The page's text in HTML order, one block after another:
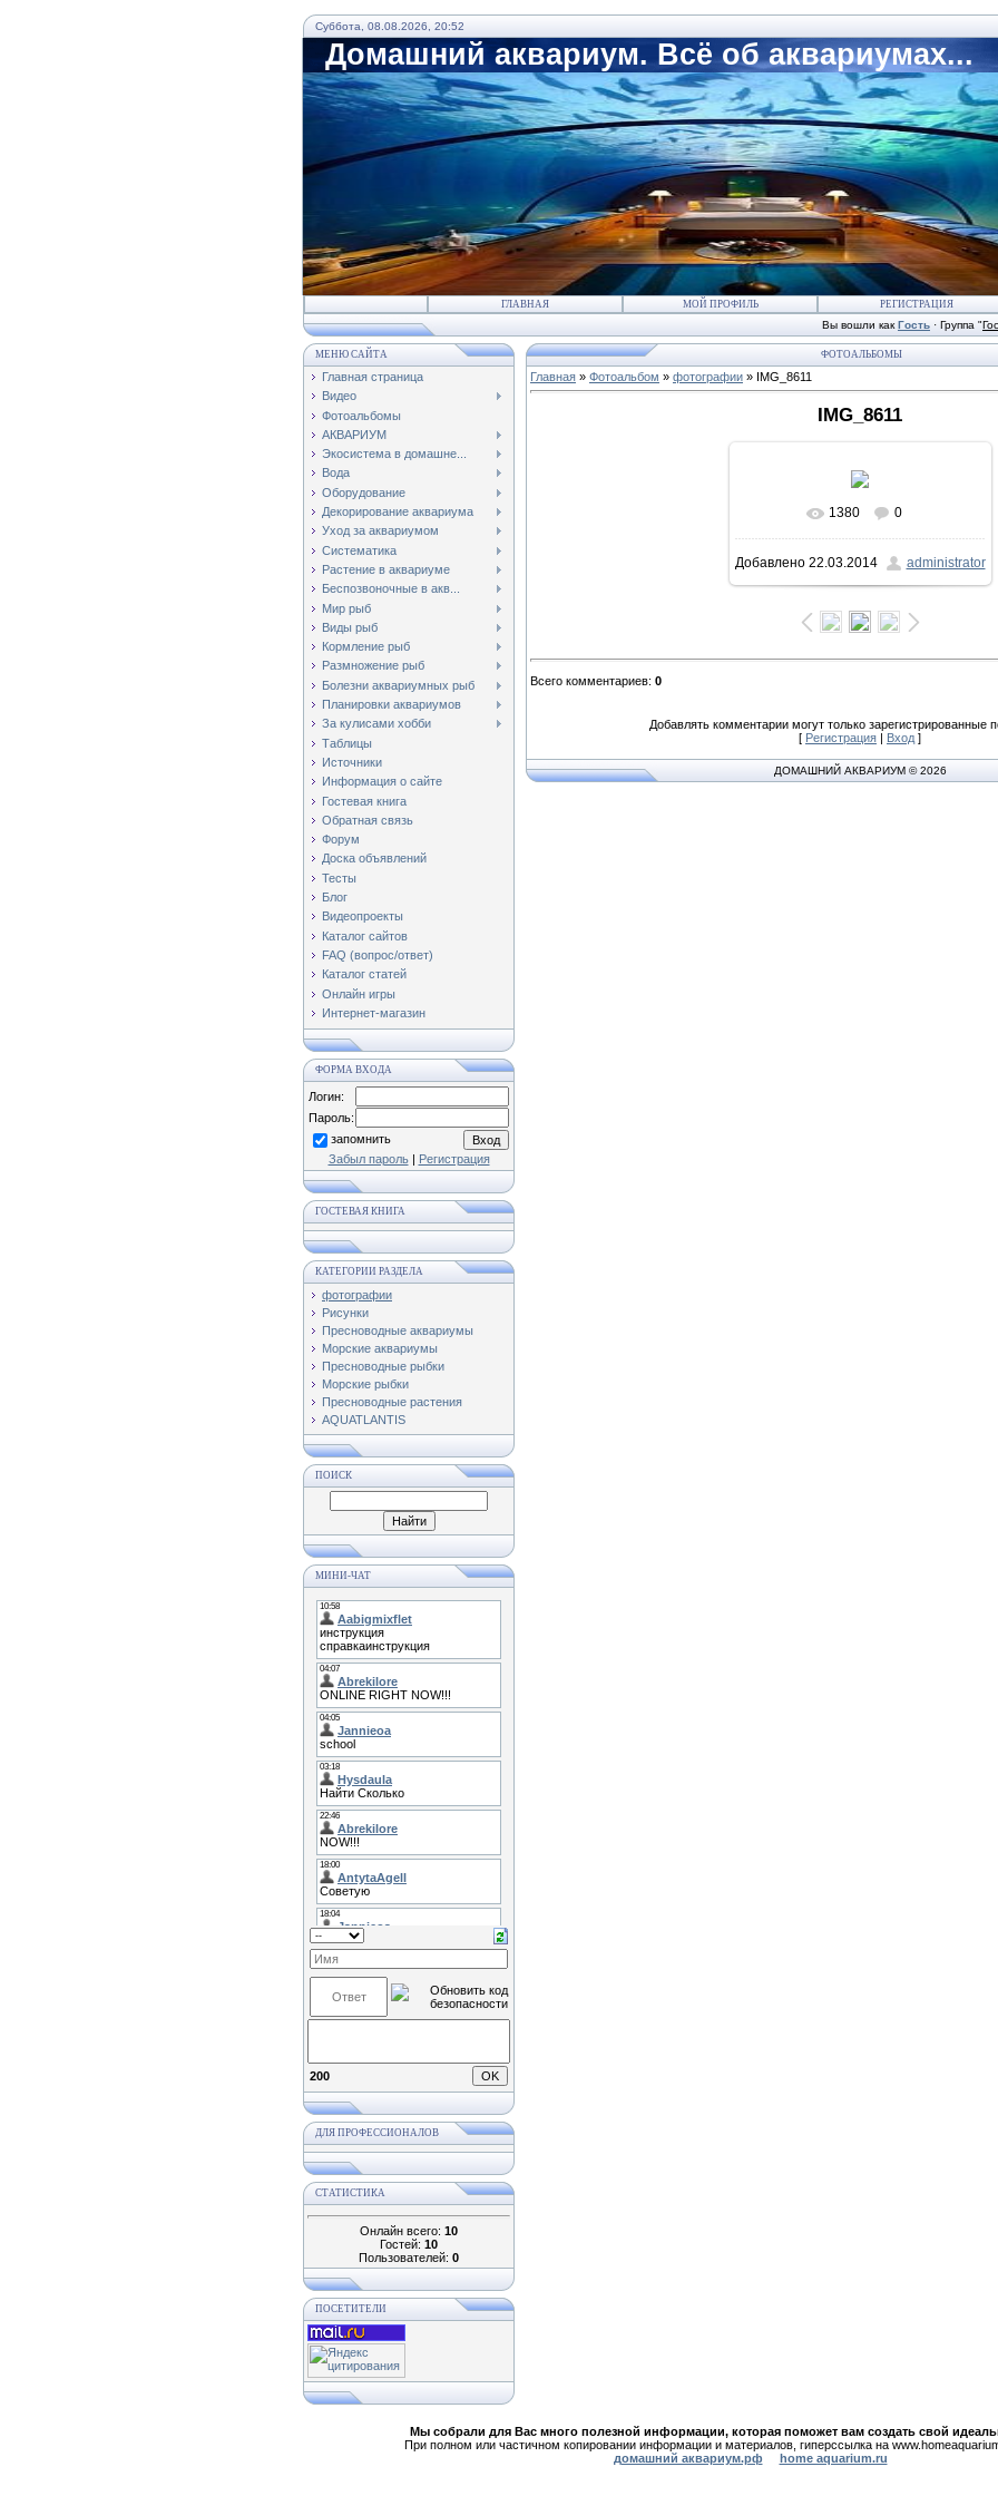
Суббота, 08.08.2026, 20:52
Домашний аквариум. Всё об аквариумах...
ГЛАВНАЯ МОЙ ПРОФИЛЬ РЕГИСТРАЦИЯ
Вы вошли как Гость · Группа "
МЕНЮ САЙТА
Главная страница
Видео
Фотоальбомы
АКВАРИУМ
Экосистема в домашне...
Вода
Оборудование
Декорирование аквариума
Уход за аквариумом
Систематика
Растение в аквариуме
Беспозвоночные в акв...
Мир рыб
Виды рыб
Кормление рыб
Размножение рыб
Болезни аквариумных рыб
Планировки аквариумов
За кулисами хобби
Таблицы
Источники
Информация о сайте
Гостевая книга
Обратная связь
Форум
Доска объявлений
Тесты
Блог
Видеопроекты
Каталог сайтов
FAQ (вопрос/ответ)
Каталог статей
Онлайн игры
Интернет-магазин
ФОРМА ВХОДА
Логин:
Пароль:
запомнить
Забыл пароль| Регистрация
ГОСТЕВАЯ КНИГА
КАТЕГОРИИ РАЗДЕЛА
фотографии
Рисунки
Пресноводные аквариумы
Морские аквариумы
Пресноводные рыбки
Морские рыбки
Пресноводные растения
AQUATLANTIS
ПОИСК
МИНИ-ЧАТ
200
ДЛЯ ПРОФЕССИОНАЛОВ
СТАТИСТИКА
Онлайн всего: 10
Гостей: 10
Пользователей: 0
ПОСЕТИТЕЛИ
ФОТОАЛЬБОМЫ
Главная » Фотоальбом » фотографии » IMG_8611
IMG_8611
В реальном размере
95.2Kb
1380 0
Добавлено22.03.2014 administrator
Всего комментариев: 0
Добавлять комментарии могут только зарегистрированные
[ Регистрация | Вход ]
ДОМАШНИЙ АКВАРИУМ © 2026
Мы собрали для Вас много полезной информации, которая поможет вам создать свой
При полном или частичном копировании информации и материалов, гиперссылка на
домашний аквариум.рф
home aquarium.ru